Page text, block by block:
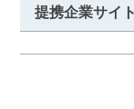
提携企業サイト